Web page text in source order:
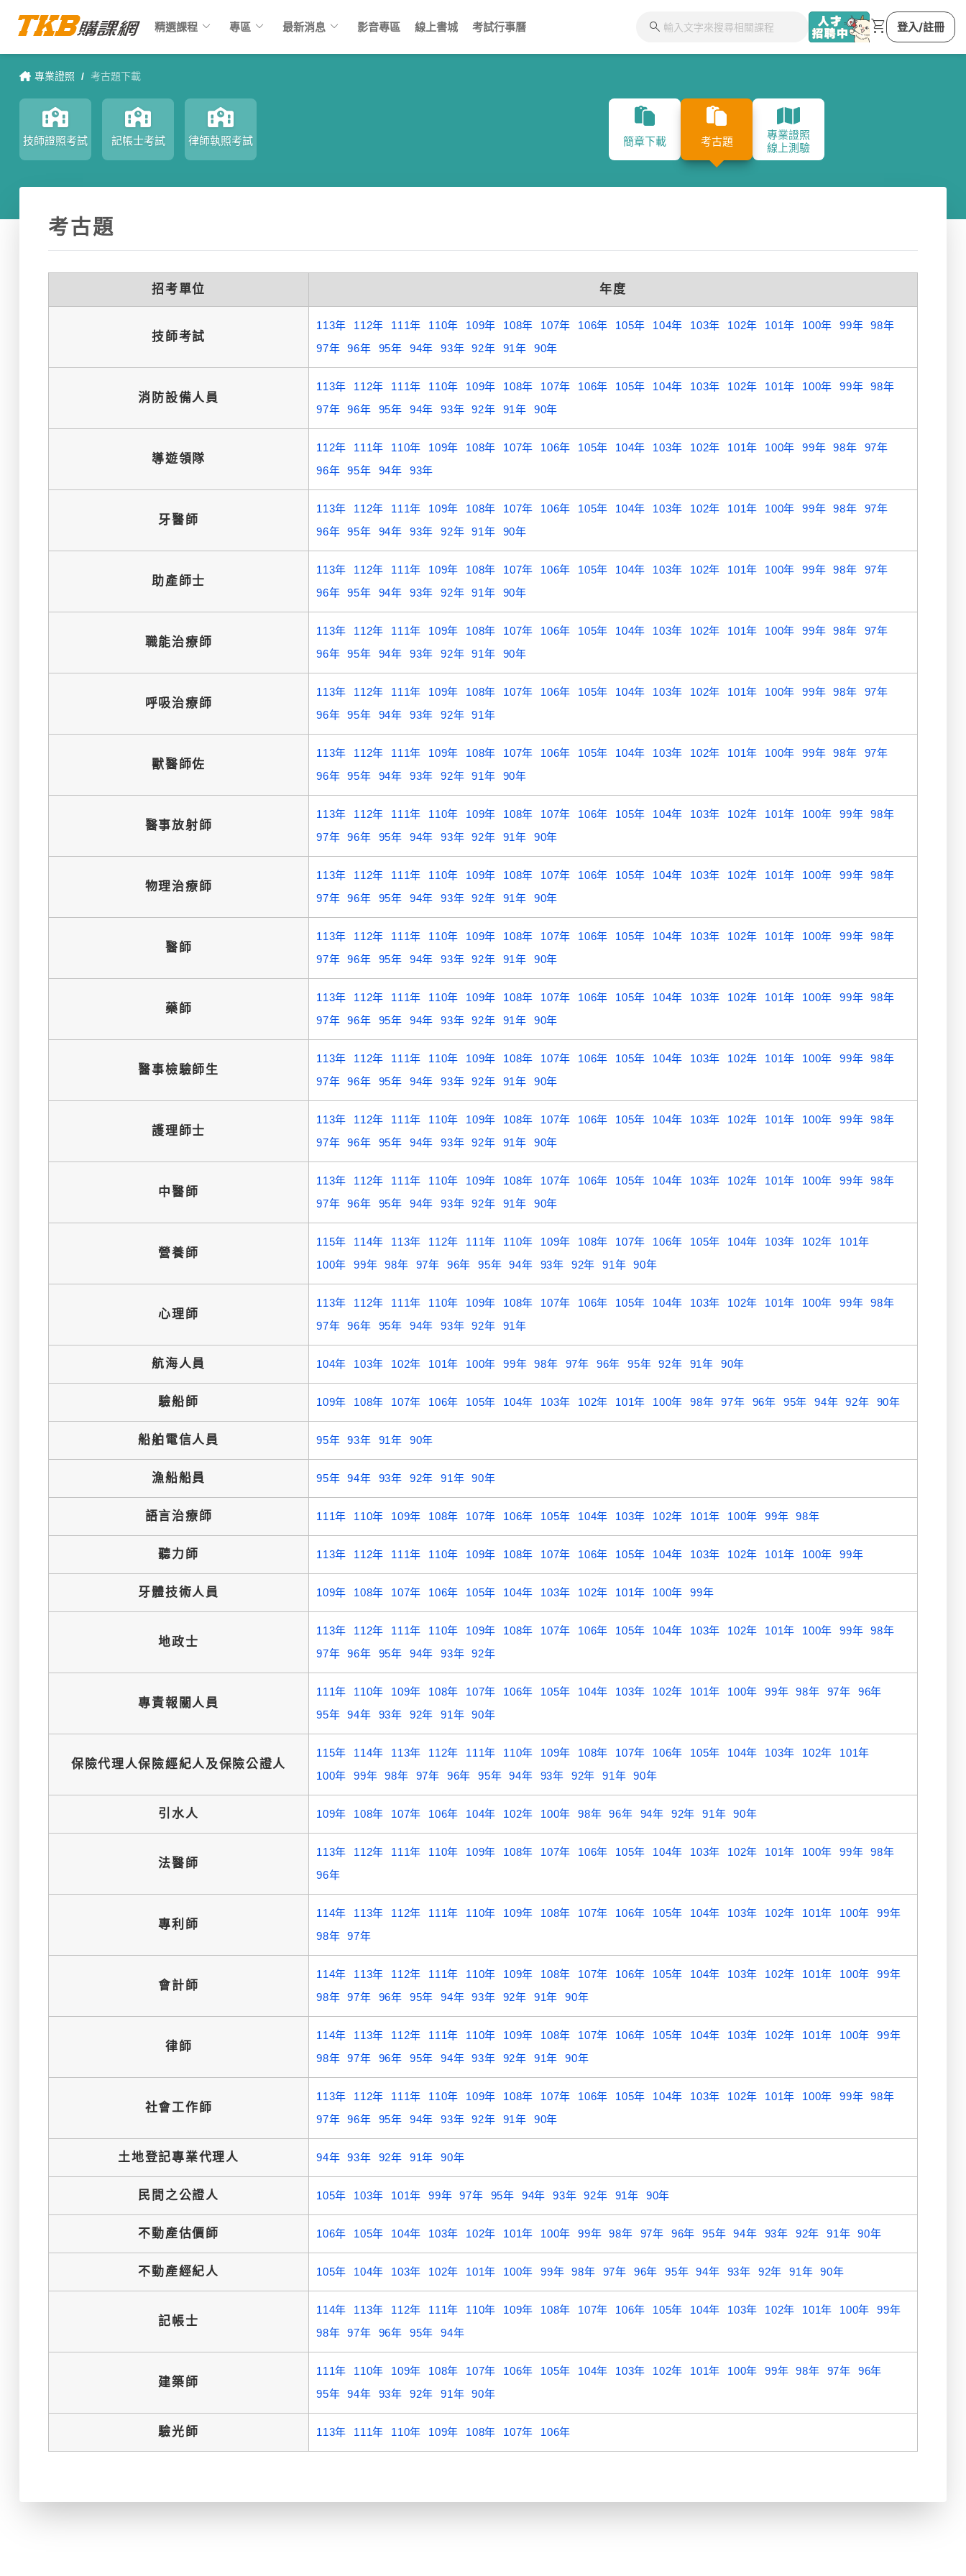
專業證照 / 考古題下載
簡章下載 考古題
專業證照
線上測驗
技師證照考試 記帳士考試 律師執照考試
考古題
招考單位 年度
技師考試
113年 112年 111年 110年 109年 108年 107年 106年 105年 104年 103年 102年 101年 100年 99年
98年
97年
96年 95年 94年 93年 92年 91年 90年
消防設備人員
113年 112年 111年 110年 109年 108年 107年 106年 105年 104年 103年 102年 101年 100年 99年
98年
97年
96年 95年 94年 93年 92年 91年 90年
導遊領隊
112年 111年 110年 109年 108年 107年 106年 105年 104年 103年 102年 101年 100年 99年 98年
97年
96年
95年 94年 93年
牙醫師
113年 112年 111年 109年 108年 107年 106年 105年 104年 103年 102年 101年 100年 99年 98年
97年
96年
95年 94年 93年 92年 91年 90年
助產師士
113年 112年 111年 109年 108年 107年 106年 105年 104年 103年 102年 101年 100年 99年 98年
97年
96年
95年 94年 93年 92年 91年 90年
職能治療師
113年 112年 111年 109年 108年 107年 106年 105年 104年 103年 102年 101年 100年 99年 98年
97年
96年
95年 94年 93年 92年 91年 90年
呼吸治療師
113年 112年 111年 109年 108年 107年 106年 105年 104年 103年 102年 101年 100年 99年 98年
97年
96年
95年 94年 93年 92年 91年
獸醫師佐
113年 112年 111年 109年 108年 107年 106年 105年 104年 103年 102年 101年 100年 99年 98年
97年
96年
95年 94年 93年 92年 91年 90年
醫事放射師
113年 112年 111年 110年 109年 108年 107年 106年 105年 104年 103年 102年 101年 100年 99年
98年
97年
96年 95年 94年 93年 92年 91年 90年
物理治療師
113年 112年 111年 110年 109年 108年 107年 106年 105年 104年 103年 102年 101年 100年 99年
98年
97年
96年 95年 94年 93年 92年 91年 90年
醫師
113年 112年 111年 110年 109年 108年 107年 106年 105年 104年 103年 102年 101年 100年 99年
98年
97年
96年 95年 94年 93年 92年 91年 90年
藥師
113年 112年 111年 110年 109年 108年 107年 106年 105年 104年 103年 102年 101年 100年 99年
98年
97年
96年 95年 94年 93年 92年 91年 90年
醫事檢驗師生
113年 112年 111年 110年 109年 108年 107年 106年 105年 104年 103年 102年 101年 100年 99年
98年
97年
96年 95年 94年 93年 92年 91年 90年
護理師士
113年 112年 111年 110年 109年 108年 107年 106年 105年 104年 103年 102年 101年 100年 99年
98年
97年
96年 95年 94年 93年 92年 91年 90年
中醫師
113年 112年 111年 110年 109年 108年 107年 106年 105年 104年 103年 102年 101年 100年 99年
98年
97年
96年 95年 94年 93年 92年 91年 90年
營養師
115年 114年 113年 112年 111年 110年 109年 108年 107年 106年 105年 104年 103年 102年
101年
100年
99年 98年 97年 96年 95年 94年 93年 92年 91年 90年
心理師
113年 112年 111年 110年 109年 108年 107年 106年 105年 104年 103年 102年 101年 100年 99年
98年
97年
96年 95年 94年 93年 92年 91年
航海人員 104年 103年 102年 101年 100年 99年 98年 97年 96年 95年 92年 91年 90年
驗船師 109年 108年 107年 106年 105年 104年 103年 102年 101年 100年 98年 97年 96年 95年 94年 92年 90年
船舶電信人員 95年 93年 91年 90年
漁船船員 95年 94年 93年 92年 91年 90年
語言治療師 111年 110年 109年 108年 107年 106年 105年 104年 103年 102年 101年 100年 99年 98年
聽力師 113年 112年 111年 110年 109年 108年 107年 106年 105年 104年 103年 102年 101年 100年 99年
牙體技術人員 109年 108年 107年 106年 105年 104年 103年 102年 101年 100年 99年
地政士
113年 112年 111年 110年 109年 108年 107年 106年 105年 104年 103年 102年 101年 100年 99年
98年
97年
96年 95年 94年 93年 92年
專責報關人員
111年 110年 109年 108年 107年 106年 105年 104年 103年 102年 101年 100年 99年 98年 97年
96年
95年
94年 93年 92年 91年 90年
保險代理人保險經紀人及保險公證人
115年 114年 113年 112年 111年 110年 109年 108年 107年 106年 105年 104年 103年 102年
101年
100年
99年 98年 97年 96年 95年 94年 93年 92年 91年 90年
引水人 109年 108年 107年 106年 104年 102年 100年 98年 96年 94年 92年 91年 90年
法醫師
113年 112年 111年 110年 109年 108年 107年 106年 105年 104年 103年 102年 101年 100年 99年
98年
96年
專利師
114年 113年 112年 111年 110年 109年 108年 107年 106年 105年 104年 103年 102年 101年 100年
99年
98年
97年
會計師
114年 113年 112年 111年 110年 109年 108年 107年 106年 105年 104年 103年 102年 101年 100年
99年
98年
97年 96年 95年 94年 93年 92年 91年 90年
律師
114年 113年 112年 111年 110年 109年 108年 107年 106年 105年 104年 103年 102年 101年 100年
99年
98年
97年 96年 95年 94年 93年 92年 91年 90年
社會工作師
113年 112年 111年 110年 109年 108年 107年 106年 105年 104年 103年 102年 101年 100年 99年
98年
97年
96年 95年 94年 93年 92年 91年 90年
土地登記專業代理人 94年 93年 92年 91年 90年
民間之公證人 105年 103年 101年 99年 97年 95年 94年 93年 92年 91年 90年
不動產估價師 106年 105年 104年 103年 102年 101年 100年 99年 98年 97年 96年 95年 94年 93年 92年 91年 90年
不動產經紀人 105年 104年 103年 102年 101年 100年 99年 98年 97年 96年 95年 94年 93年 92年 91年 90年
記帳士
114年 113年 112年 111年 110年 109年 108年 107年 106年 105年 104年 103年 102年 101年 100年
99年
98年
97年 96年 95年 94年
建築師
111年 110年 109年 108年 107年 106年 105年 104年 103年 102年 101年 100年 99年 98年 97年
96年
95年
94年 93年 92年 91年 90年
驗光師 113年 111年 110年 109年 108年 107年 106年
精選課程 keyboard_arrow_down 專區 keyboard_arrow_down 最新消息 keyboard_arrow_down 影音專區 線上書城 考試行事曆 search shopping_cart 登入/註冊